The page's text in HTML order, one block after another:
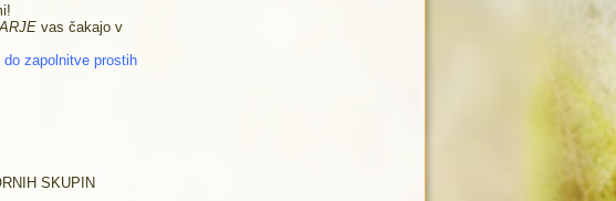
vas čakajo v
do zapolnitve prostih
SKUPIN